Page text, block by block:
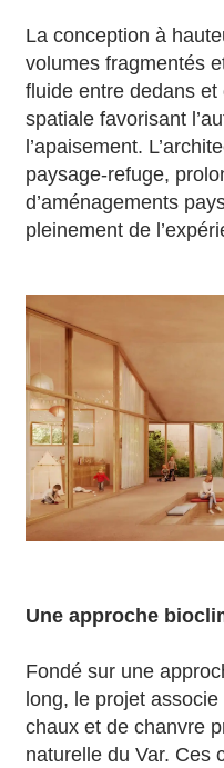
La conception à
volumes fragmentés
fluide entre dedans
spatiale favorisant
l’apaisement.
paysage-refuge,
d’aménagements
pleinement de
Une approche
Fondé sur une
long, le projet
chaux et de chanvre
naturelle du Var. Ces